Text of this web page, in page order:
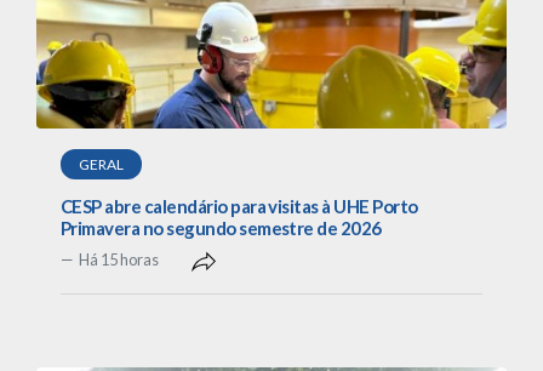
GERAL
CESP abre calendário para visitas à UHE Porto
Primavera no segundo semestre de 2026
Há 15 horas